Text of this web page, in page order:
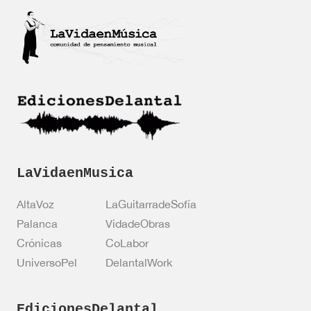
e
o
f
i
c
a
c
n
LaVidaenMusica
AltaVoz
LaGuitarradeSofía
Palanca
VidadeObras
Crónicas
CoLabor
UniversoPel
DelantalWork